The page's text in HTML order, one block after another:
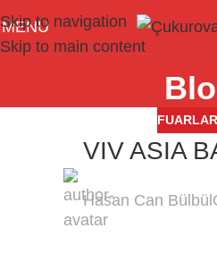
Skip to navigation
Skip to main content
MENU
VIV ASIA
Hasan Can Bülbül